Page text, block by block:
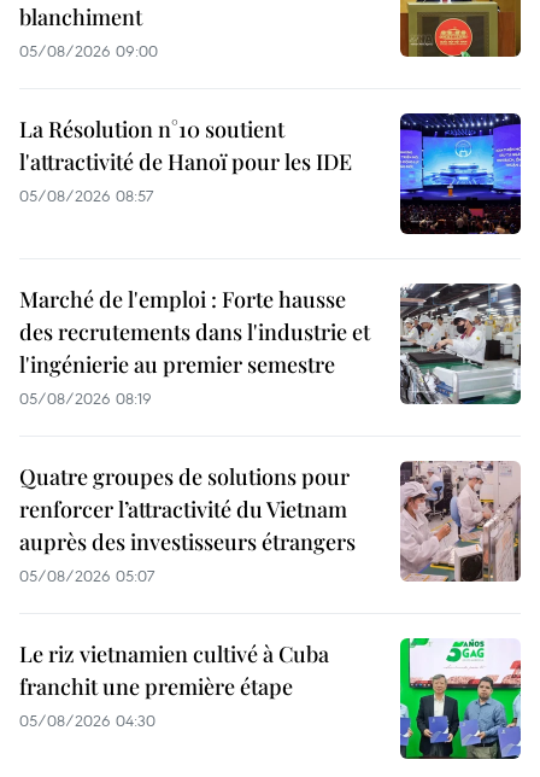
blanchiment
05/08/2026 09:00
La Résolution n°10 soutient
l'attractivité de Hanoï pour les IDE
05/08/2026 08:57
Marché de l'emploi : Forte hausse
des recrutements dans l'industrie et
l'ingénierie au premier semestre
05/08/2026 08:19
Quatre groupes de solutions pour
renforcer l’attractivité du Vietnam
auprès des investisseurs étrangers
05/08/2026 05:07
Le riz vietnamien cultivé à Cuba
franchit une première étape
05/08/2026 04:30